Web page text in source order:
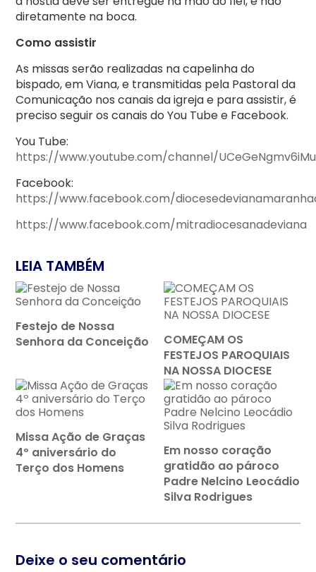
diretamente na boca.
Como assistir
As missas serão realizadas na capelinha do
bispado, em Viana, e transmitidas pela Pastoral da
Comunicação nos canais da igreja e para assistir, é
preciso seguir os canais do You Tube e Facebook.
You Tube:
https://www.youtube.com/channel/
Facebook:
https://www.facebook.com/
https://www.facebook.com/mitradiocesanadeviana
LEIA TAMBÉM
Festejo de Nossa
Senhora da Conceição
COMEÇAM OS
FESTEJOS PAROQUIAIS
NA NOSSA DIOCESE
Missa Ação de Graças
4º aniversário do
Terço dos Homens
Em nosso coração
gratidão ao pároco
Padre Nelcino Leocádio
Silva Rodrigues
Deixe o seu comentário